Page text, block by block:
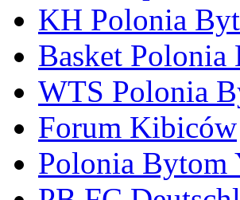
KH Polonia
Basket Polonia
WTS Polonia
Forum Kibiców
Polonia Bytom